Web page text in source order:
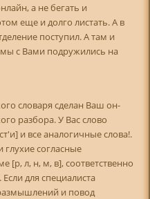
а не бегать и
еще и долго листать. А в
поступил. А там и
с Вами подружились на
словаря сделан Ваш он-
разбора. У Вас слово
и все аналогичные слова!.
согласные
[р, л, н, м, в], соответственно
для специалиста
и повод